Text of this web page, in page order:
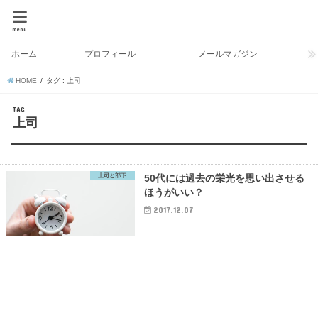
menu
ホーム プロフィール メールマガジン
HOME タグ : 上司
TAG
上司
上司と部下
50代には過去の栄光を思い出させる
ほうがいい？
2017.12.07